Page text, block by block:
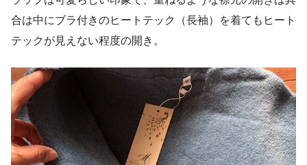
合は中にブラ付きのヒートテック（長袖）を着てもヒート
テックが見えない程度の開き。